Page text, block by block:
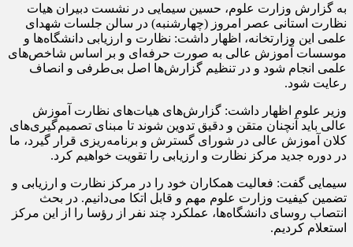
به گزارش وزارت علوم، حسین سیمایی در نشست دبیران هیات
نظارت استانی عصر امروز (چهارشنبه) در سالن جلسات شهدای
علمی این وزارتخانه، اظهار داشت: نظارت و ارزیابی دانشگاه‌ها و
موسسات آموزش عالی به صورت حرفه‌ای و بر اساس شاخص‌های
علمی انجام شود و در تنظیم گزارش‌ها اصل بی‌طرفی و انصاف
رعایت شود.
وزیر علوم اظهار داشت: گزارش‌های هیات‌های نظارت آموزش
عالی باید آنچنان متقن و دقیق تدوین شوند تا مبنای تصمیم‌گیری‌های
کلان آموزش عالی در شورای گسترش و برنامه‌ریزی قرار گیرد، ما
در دوره جدید مرکز نظارت و ارزیابی را تقویت خواهیم کرد.
سیمایی گفت: فعالیت همکاران خود را در مرکز نظارت و ارزیابی و
تضمین کیفیت وزارت علوم مهم و قابل اتکا می‌دانیم. در بحث
انتصاب روسای دانشگاه‌ها، عملکرد چند نفر از رؤسا را از این مرکز
استعلام کردیم.